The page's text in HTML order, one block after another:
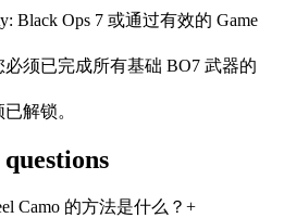
Black Ops 7 或通过有效的 Game
须已完成所有基础 BO7 武器的
解锁。
Camo 的方法是什么？ +